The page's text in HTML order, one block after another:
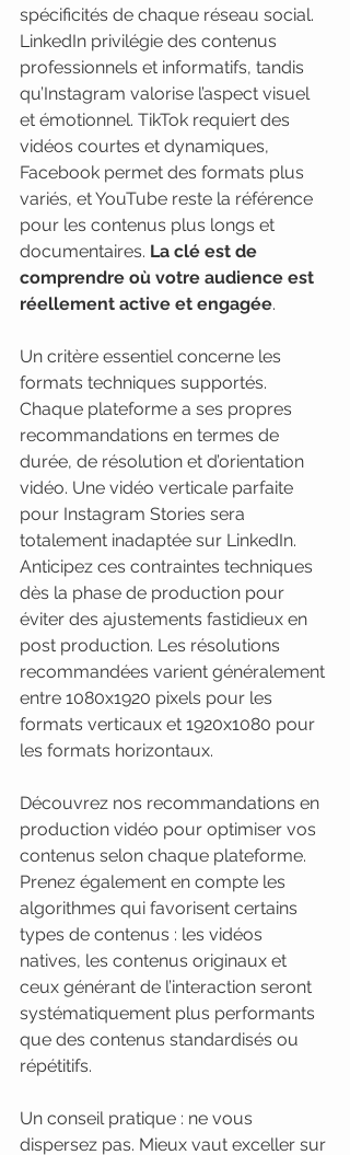
spécificités de chaque réseau social.
LinkedIn privilégie des contenus
professionnels et informatifs, tandis
qu’Instagram valorise l’aspect visuel
et émotionnel. TikTok requiert des
vidéos courtes et dynamiques,
Facebook permet des formats plus
variés, et YouTube reste la référence
pour les contenus plus longs et
documentaires. La clé est de
comprendre où votre audience est
réellement active et engagée.
Un critère essentiel concerne les
formats techniques supportés.
Chaque plateforme a ses propres
recommandations en termes de
durée, de résolution et d’orientation
vidéo. Une vidéo verticale parfaite
pour Instagram Stories sera
totalement inadaptée sur LinkedIn.
Anticipez ces contraintes techniques
dès la phase de production pour
éviter des ajustements fastidieux en
post production. Les résolutions
recommandées varient généralement
entre 1080x1920 pixels pour les
formats verticaux et 1920x1080 pour
les formats horizontaux.
Découvrez nos recommandations en
production vidéo pour optimiser vos
contenus selon chaque plateforme.
Prenez également en compte les
algorithmes qui favorisent certains
types de contenus : les vidéos
natives, les contenus originaux et
ceux générant de l’interaction seront
systématiquement plus performants
que des contenus standardisés ou
répétitifs.
Un conseil pratique : ne vous
dispersez pas. Mieux vaut exceller sur